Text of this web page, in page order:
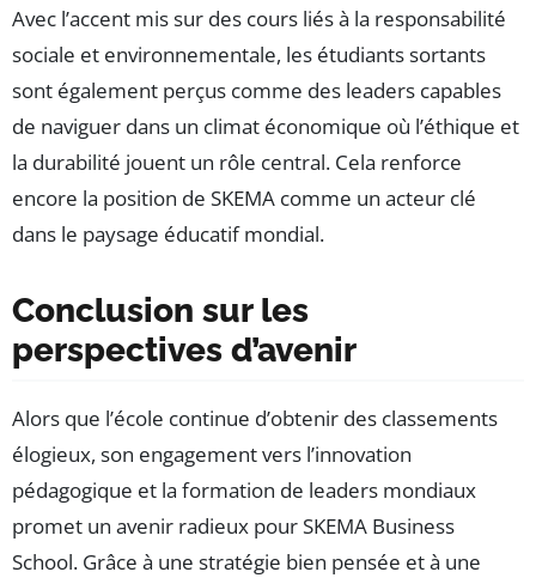
Avec l’accent mis sur des cours liés à la responsabilité
sociale et environnementale, les étudiants sortants
sont également perçus comme des leaders capables
de naviguer dans un climat économique où l’éthique et
la durabilité jouent un rôle central. Cela renforce
encore la position de SKEMA comme un acteur clé
dans le paysage éducatif mondial.
Conclusion sur les
perspectives d’avenir
Alors que l’école continue d’obtenir des classements
élogieux, son engagement vers l’innovation
pédagogique et la formation de leaders mondiaux
promet un avenir radieux pour SKEMA Business
School. Grâce à une stratégie bien pensée et à une